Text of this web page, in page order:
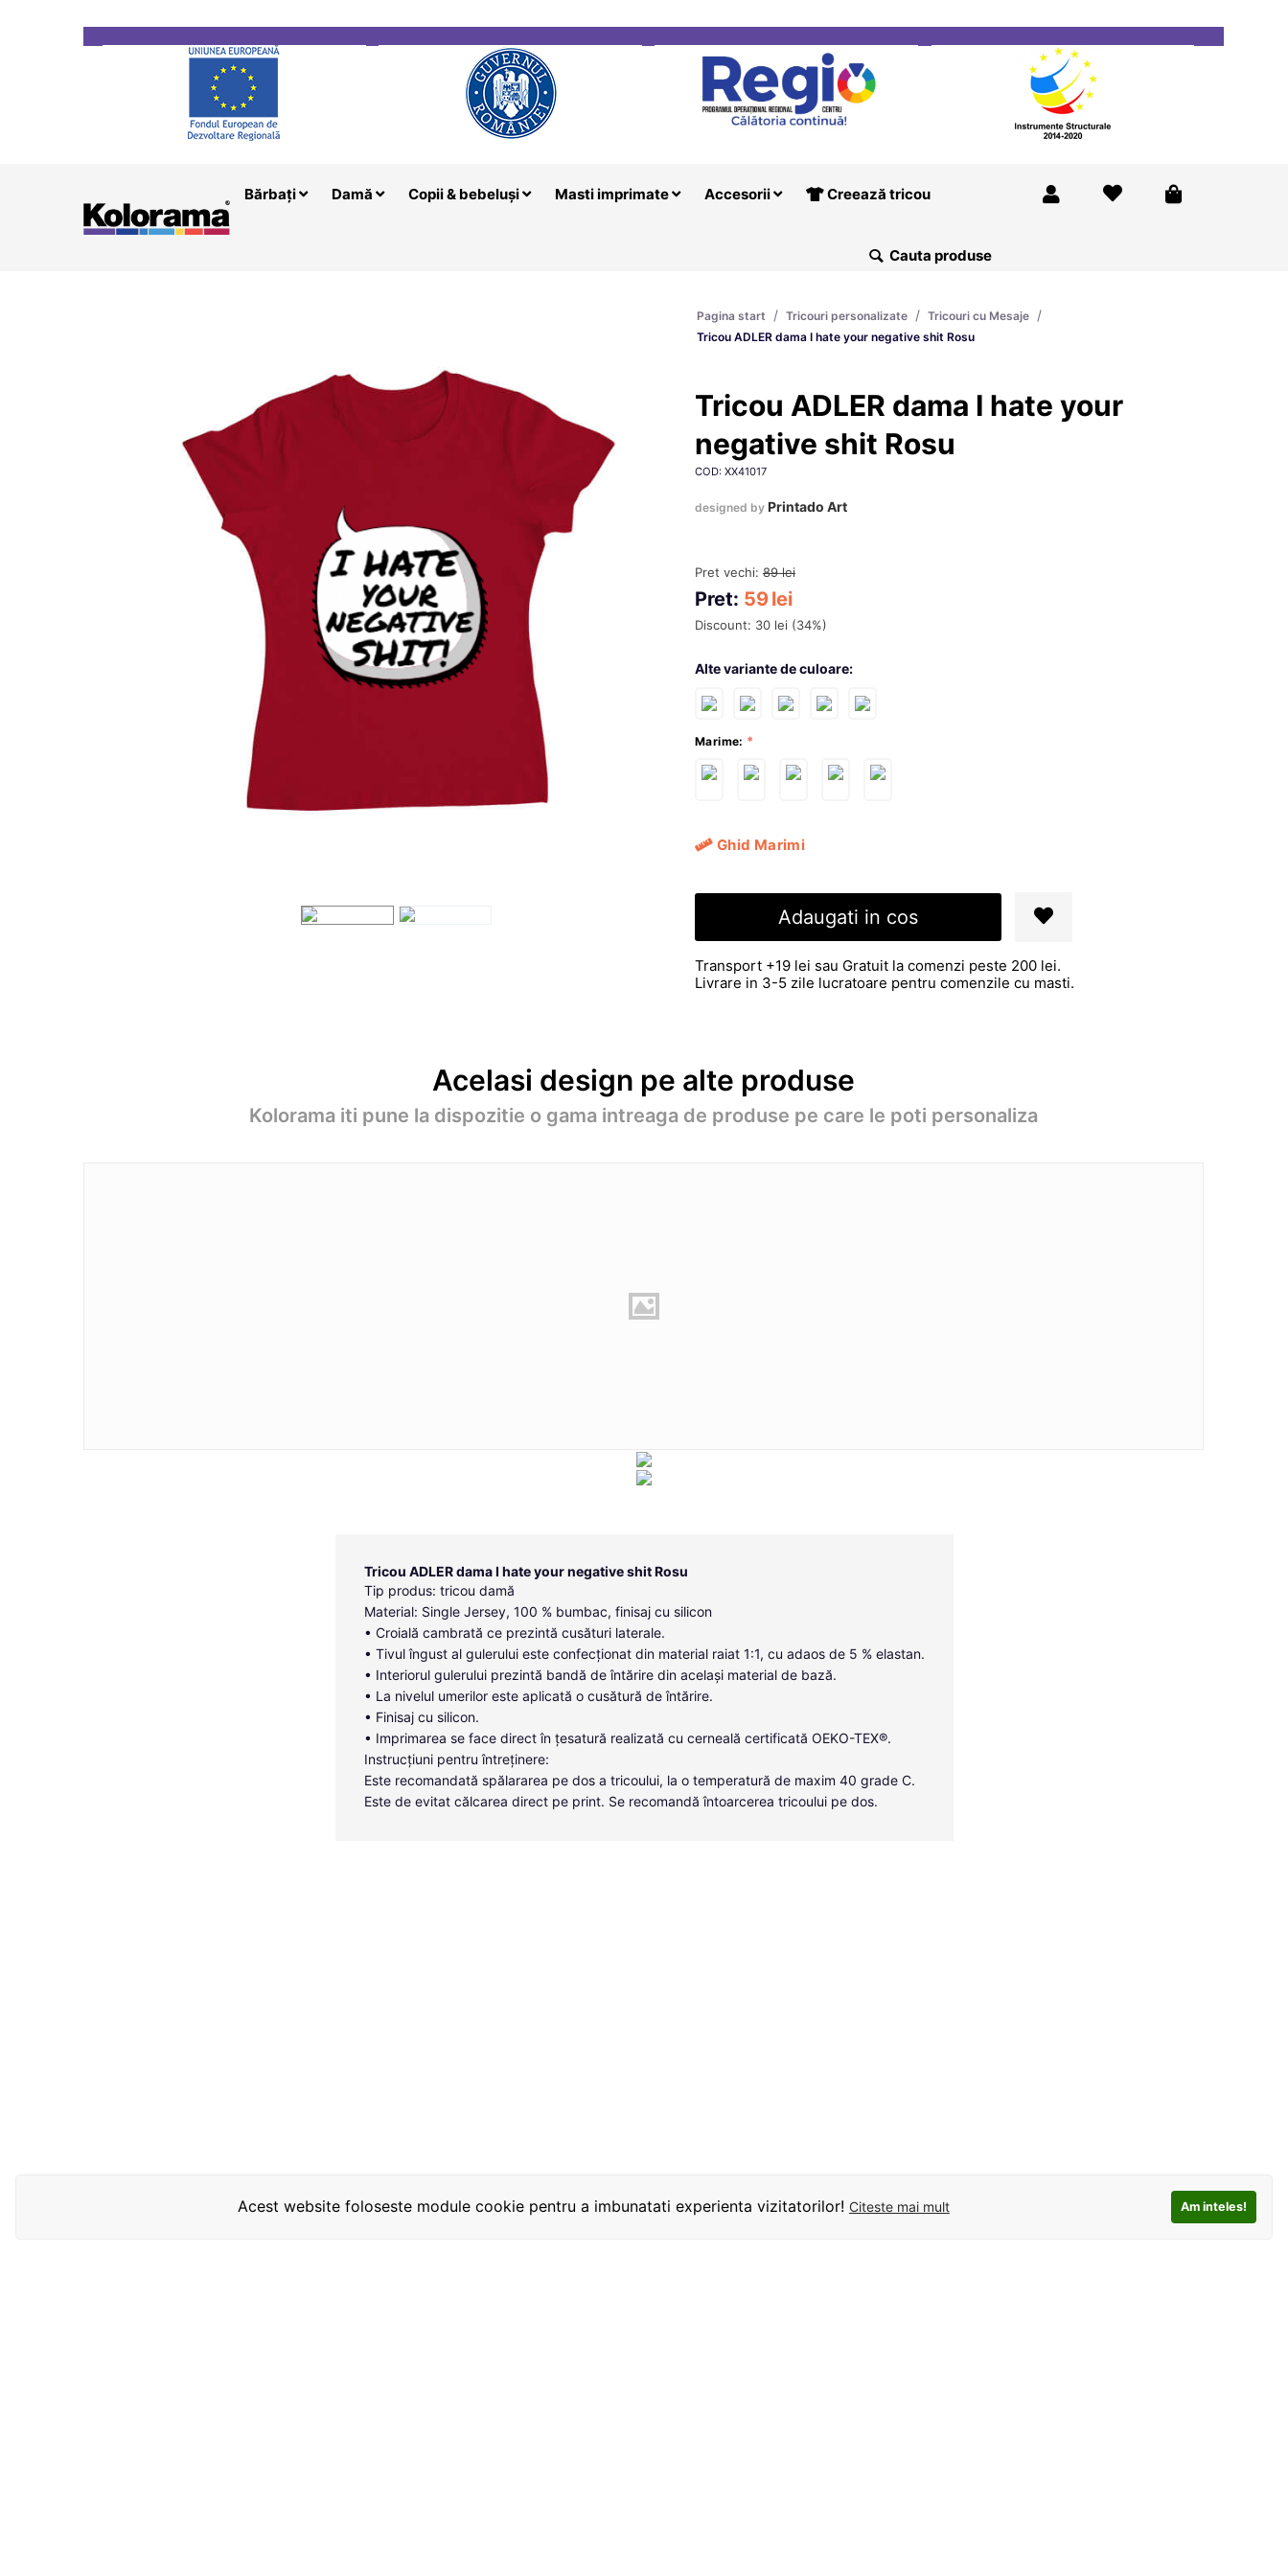
Acest website foloseste module cookie pentru a imbunatati experienta vizitatorilor! Citeste mai mult Am inteles!
Bărbați Damă Copii & bebeluși Masti imprimate Accesorii Creează tricou
Pagina start / Tricouri personalizate / Tricouri cu Mesaje /
Tricou ADLER dama I hate your negative shit Rosu
Tricou ADLER dama I hate your
negative shit Rosu
COD: XX41017
designed by Printado Art
Pret vechi: 89 lei
Pret: 59lei
Discount: 30lei (34%)
Alte variante de culoare:
Marime:
Ghid Marimi
Adaugati in cos
Transport +19 lei sau Gratuit la comenzi peste 200 lei.
Livrare in 3-5 zile lucratoare pentru comenzile cu masti.
Acelasi design pe alte produse
Kolorama iti pune la dispozitie o gama intreaga de produse pe care le poti personaliza
Tricou ADLER dama I hate your negative shit Rosu
Tip produs: tricou damă
Material: Single Jersey, 100 % bumbac, finisaj cu silicon
• Croială cambrată ce prezintă cusături laterale.
• Tivul îngust al gulerului este confecționat din material raiat 1:1, cu adaos de 5 % elastan.
• Interiorul gulerului prezintă bandă de întărire din același material de bază.
• La nivelul umerilor este aplicată o cusătură de întărire.
• Finisaj cu silicon.
• Imprimarea se face direct în țesatură realizată cu cerneală certificată OEKO-TEX®.
Instrucțiuni pentru întreținere:
Este recomandată spălararea pe dos a tricoului, la o temperatură de maxim 40 grade C.
Este de evitat călcarea direct pe print. Se recomandă întoarcerea tricoului pe dos.